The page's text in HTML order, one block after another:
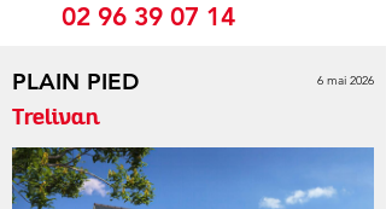
02 96 39 07 14
PLAIN PIED 6 mai 2026
Trelivan